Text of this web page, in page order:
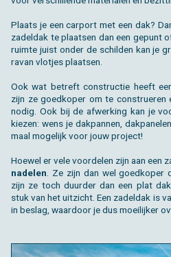
Plaats je een car­port met een dak?
za­del­dak te plaat­sen dan een ge­punt
ruim­te juist onder de schil­den kan je
ra­van vlot­jes plaat­sen.
Ook wat be­treft con­struc­tie heeft
zijn ze goed­ko­per om te con­stru­e­ren
nodig. Ook bij de af­wer­king kan je
kie­zen: wens je dak­pan­nen,
maal mo­ge­lijk voor jouw pro­ject!
Hoe­wel er vele voor­de­len zijn aan een
na­de­len . Ze zijn dan wel goed­ko­per
zijn ze toch duur­der dan een plat
stuk van het uit­zicht. Een za­del­dak is
in be­slag, waar­door je dus moei­lij­ker